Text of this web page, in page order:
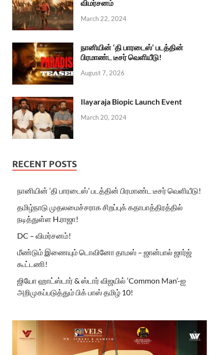
விமர்சனம்
March 22, 2024
நானியின் ‘தி பாரடைஸ்’ படத்தின்
பிரமாண்ட டீசர் வெளியீடு!
August 7, 2026
Ilayaraja Biopic Launch Event
March 20, 2024
RECENT POSTS
நானியின் ‘தி பாரடைஸ்’ படத்தின் பிரமாண்ட டீசர் வெளியீடு!
தமிழ்நாடு முதலமைச்சராக சிறப்புக் கதாபாத்திரத்தில்
நடித்துள்ள H.ராஜா!
DC – விமர்சனம்!
மீண்டும் இணையும் டொவினோ தாமஸ் – ஜான்பால் ஜார்ஜ்
கூட்டணி!
ஜியோ ஹாட்ஸ்டார் & ஸ்டார் விஜயில் ‘Common Man’-ஐ
அறிமுகப்படுத்தும் பிக் பாஸ் தமிழ் 10!